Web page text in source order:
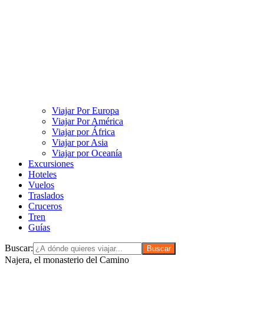
Viajar Por Europa
Viajar Por América
Viajar por África
Viajar por Asia
Viajar por Oceanía
Excursiones
Hoteles
Vuelos
Traslados
Cruceros
Tren
Guías
Buscar:
Najera, el monasterio del Camino